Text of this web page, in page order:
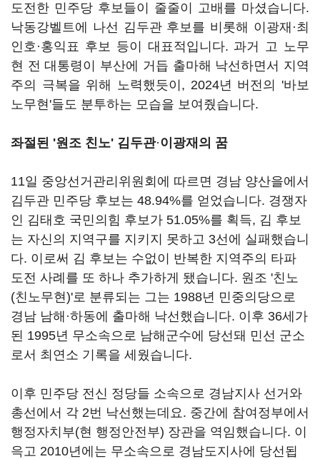
도전한 민주당 후보들이 줄줄이 고배를 마셨습니다.
낙동강벨트에 나선 김두관 후보를 비롯해 이광재·최
인호·홍익표 후보 등이 대표적입니다. 과거 고 노무
현 전 대통령이 부산에 거듭 출마해 낙선하면서 지역
주의 극복을 위해 노력했듯이, 2024년 버전의 '바보
노무현'들도 분투하는 모습을 보여줬습니다.
좌절된 '원조 친노' 김두관·이광재의 꿈
11일 중앙선거관리위원회에 따르면 경남 양산을에서
김두관 민주당 후보는 48.94%를 얻었습니다. 경쟁자
인 김태호 국민의힘 후보가 51.05%를 획득, 김 후보
는 자신의 지역구를 지키지 못하고 3선에 실패했습니
다. 이로써 김 후보는 수없이 반복한 지역주의 타파
도전 사례를 또 하나 추가하게 됐습니다. 원조 '친노
(친노무현)'로 분류되는 그는 1988년 민중의당으로
경남 남해·하동에 출마해 낙선했습니다. 이후 36세가
된 1995년 무소속으로 남해군수에 당선돼 민선 군소
로서 최연소 기록을 세웠습니다.
이후 민주당 전신 정당들 소속으로 경남지사 선거와
총선에서 각 2번 낙선했는데요. 중간에 참여정부에서
행정자치부(현 행정안전부) 장관을 역임했습니다. 이
윽고 2010년에는 무소속으로 경남도지사에 당선됩